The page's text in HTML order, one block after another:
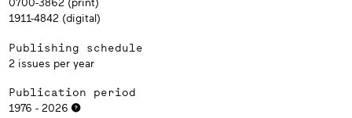
1911-4842 (digital)
Publishing schedule
2 issues per year
Publication period
1976 - 2026